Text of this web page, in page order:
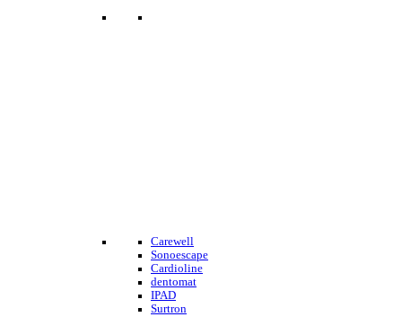
Carewell
Sonoescape
Cardioline
dentomat
IPAD
Surtron